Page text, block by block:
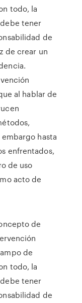
todo, la
tener
de
de crear un
al hablar de
hasta
enfrentados,
de uso
acto de
de
de
todo, la
tener
de